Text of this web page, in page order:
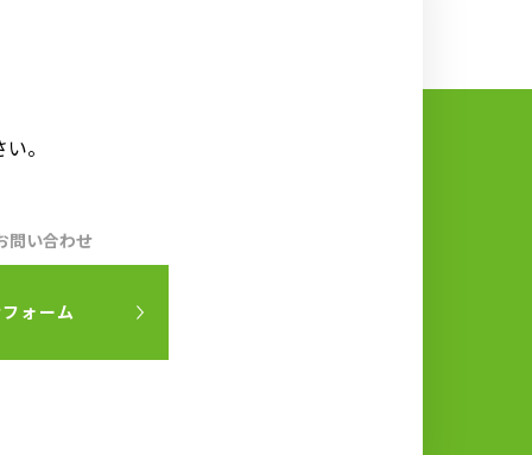
。
問い合わせ
ォーム